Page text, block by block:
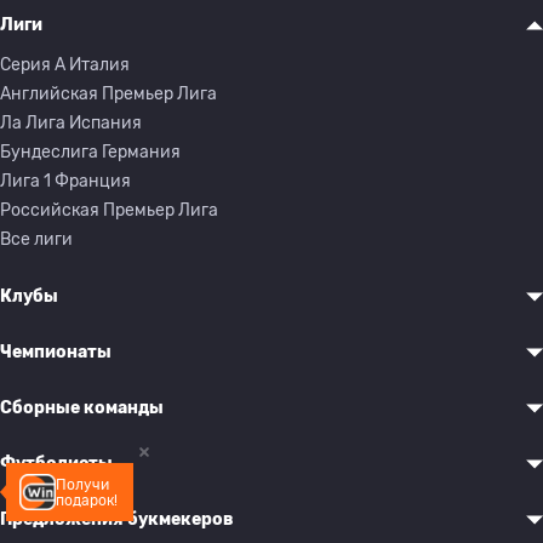
Получи
подарок!
Лиги
Серия A Италия
Английская Премьер Лига
Ла Лига Испания
Бундеслига Германия
Лига 1 Франция
Российская Премьер Лига
Все лиги
Клубы
Чемпионаты
Сборные команды
Футболисты
Предложения букмекеров